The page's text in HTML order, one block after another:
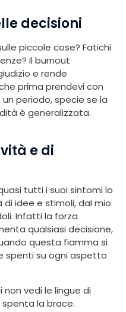
decisioni
piccole cose? Fatichi
Il burnout
e rende
prima prendevi con
periodo, specie se la
è generalizzata.
e di
tutti i suoi sintomi lo
di idee e stimoli, dal mio
Infatti la forza
qualsiasi decisione,
questa fiamma si
spenti su ogni aspetto
non vedi le lingue di
spenta la brace.